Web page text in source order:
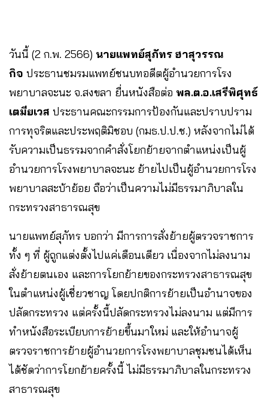
วันนี้ (2 ก.พ. 2566) นายแพทย์สุภัทร ฮาสุวรรณ
กิจ ประธานชมรมแพทย์ชนบทอดีตผู้อำนวยการโรง
พยาบาลจะนะ จ.สงขลา ยื่นหนังสือต่อ พล.ต.อ.เสรีพิศุทธ์
เตมียเวส ประธานคณะกรรมการป้องกันและปราบปราม
การทุจริตและประพฤติมิชอบ (กมธ.ป.ป.ช.) หลังจากไม่ได้
รับความเป็นธรรมจากคำสั่งโยกย้ายจากตำแหน่งเป็นผู้
อำนวยการโรงพยาบาลจะนะ ย้ายไปเป็นผู้อำนวยการโรง
พยาบาลสะบ้าย้อย ถือว่าเป็นความไม่มีธรรมาภิบาลใน
กระทรวงสาธารณสุข
นายแพทย์สุภัทร บอกว่า มีการการสั่งย้ายผู้ตรวจราชการ
ทั้ง ๆ ที่ ผู้ถูกแต่งตั้งไปแค่เดือนเดียว เนื่องจากไม่ลงนาม
สั่งย้ายตนเอง และการโยกย้ายของกระทรวงสาธารณสุข
ในตำแหน่งผู้เชี่ยวชาญ โดยปกติการย้ายเป็นอำนาจของ
ปลัดกระทรวง แต่ครั้งนี้ปลัดกระทรวงไม่ลงนาม แต่มีการ
ทำหนังสือระเบียบการย้ายขึ้นมาใหม่ และให้อำนาจผู้
ตรวจราชการย้ายผู้อำนวยการโรงพยาบาลชุมชนได้เห็น
ได้ชัดว่าการโยกย้ายครั้งนี้ ไม่มีธรรมาภิบาลในกระทรวง
สาธารณสุข